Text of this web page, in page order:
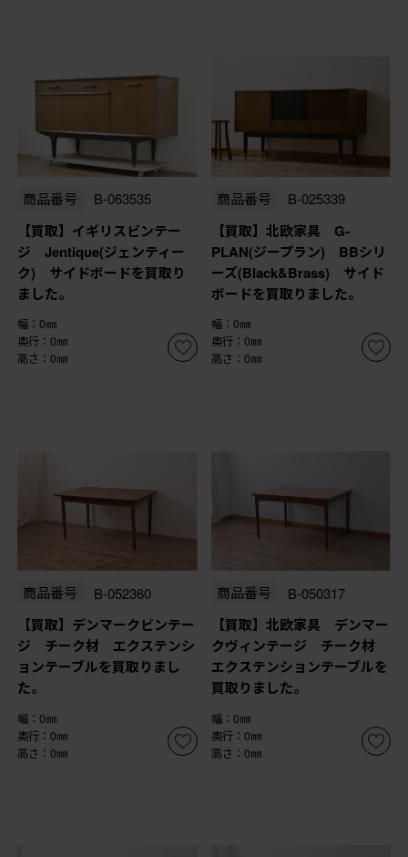
商品番号 B-063535
【買取】イギリスビンテー
ジ Jentique(ジェンティー
ク) サイドボードを買取り
ました。
幅：0㎜
奥行：0㎜
高さ：0㎜
商品番号 B-025339
【買取】北欧家具 G-
PLAN(ジープラン) BBシリ
ーズ(Black&Brass) サイド
ボードを買取りました。
幅：0㎜
奥行：0㎜
高さ：0㎜
商品番号 B-052360
【買取】デンマークビンテー
ジ チーク材 エクステンシ
ョンテーブルを買取りまし
た。
幅：0㎜
奥行：0㎜
高さ：0㎜
商品番号 B-050317
【買取】北欧家具 デンマー
クヴィンテージ チーク材
エクステンションテーブルを
買取りました。
幅：0㎜
奥行：0㎜
高さ：0㎜